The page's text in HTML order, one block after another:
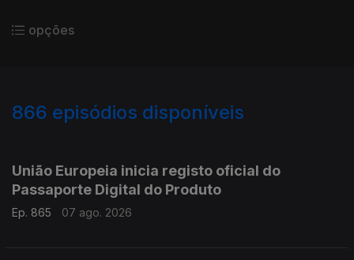
opções
866 episódios disponíveis
União Europeia inicia registo oficial do
Passaporte Digital do Produto
Ep. 865 07 ago. 2026